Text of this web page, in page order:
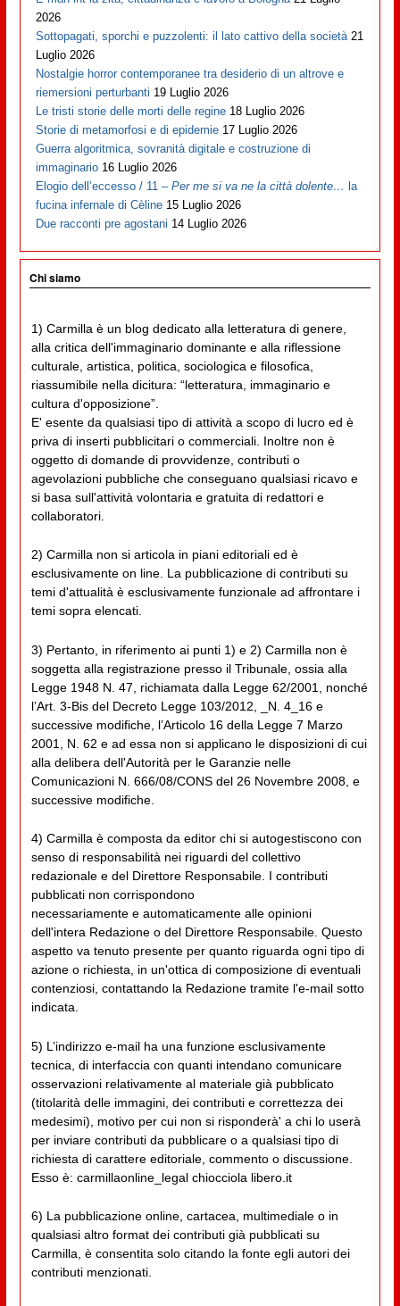
2026
Sottopagati, sporchi e puzzolenti: il lato cattivo della società 21
Luglio 2026
Nostalgie horror contemporanee tra desiderio di un altrove e
riemersioni perturbanti 19 Luglio 2026
Le tristi storie delle morti delle regine 18 Luglio 2026
Storie di metamorfosi e di epidemie 17 Luglio 2026
Guerra algoritmica, sovranità digitale e costruzione di
immaginario 16 Luglio 2026
Elogio dell’eccesso / 11 –Per me si va ne la città dolente… la
fucina infernale di Cèline 15 Luglio 2026
Due racconti pre agostani 14 Luglio 2026
Chi siamo
1) Carmilla è un blog dedicato alla letteratura di genere,
alla critica dell'immaginario dominante e alla riflessione
culturale, artistica, politica, sociologica e filosofica,
riassumibile nella dicitura: “letteratura, immaginario e
cultura d'opposizione”.
E' esente da qualsiasi tipo di attività a scopo di lucro ed è
priva di inserti pubblicitari o commerciali. Inoltre non è
oggetto di domande di provvidenze, contributi o
agevolazioni pubbliche che conseguano qualsiasi ricavo e
si basa sull'attività volontaria e gratuita di redattori e
collaboratori.
2) Carmilla non si articola in piani editoriali ed è
esclusivamente on line. La pubblicazione di contributi su
temi d'attualità è esclusivamente funzionale ad affrontare i
temi sopra elencati.
3) Pertanto, in riferimento ai punti 1) e 2) Carmilla non è
soggetta alla registrazione presso il Tribunale, ossia alla
Legge 1948 N. 47, richiamata dalla Legge 62/2001, nonché
l’Art. 3-Bis del Decreto Legge 103/2012, _N. 4_16 e
successive modifiche, l’Articolo 16 della Legge 7 Marzo
2001, N. 62 e ad essa non si applicano le disposizioni di cui
alla delibera dell'Autorità per le Garanzie nelle
Comunicazioni N. 666/08/CONS del 26 Novembre 2008, e
successive modifiche.
4) Carmilla è composta da editor chi si autogestiscono con
senso di responsabilità nei riguardi del collettivo
redazionale e del Direttore Responsabile. I contributi
pubblicati non corrispondono
necessariamente e automaticamente alle opinioni
dell'intera Redazione o del Direttore Responsabile. Questo
aspetto va tenuto presente per quanto riguarda ogni tipo di
azione o richiesta, in un'ottica di composizione di eventuali
contenziosi, contattando la Redazione tramite l'e-mail sotto
indicata.
5) L’indirizzo e-mail ha una funzione esclusivamente
tecnica, di interfaccia con quanti intendano comunicare
osservazioni relativamente al materiale già pubblicato
(titolarità delle immagini, dei contributi e correttezza dei
medesimi), motivo per cui non si risponderà' a chi lo userà
per inviare contributi da pubblicare o a qualsiasi tipo di
richiesta di carattere editoriale, commento o discussione.
Esso è: carmillaonline_legal chiocciola libero.it
6) La pubblicazione online, cartacea, multimediale o in
qualsiasi altro format dei contributi già pubblicati su
Carmilla, è consentita solo citando la fonte egli autori dei
contributi menzionati.